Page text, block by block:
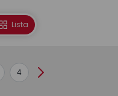
Lista
4 Seguinte